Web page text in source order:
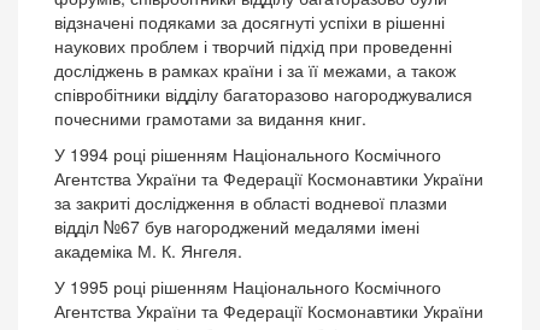
відзначені подяками за досягнуті успіхи в рішенні
наукових проблем і творчий підхід при проведенні
досліджень в рамках країни і за її межами, а також
співробітники відділу багаторазово нагороджувалися
почесними грамотами за видання книг.
У 1994 році рішенням Національного Космічного
Агентства України та Федерації Космонавтики України
за закриті дослідження в області водневої плазми
відділ №67 був нагороджений медалями імені
академіка М. К. Янгеля.
У 1995 році рішенням Національного Космічного
Агентства України та Федерації Космонавтики України